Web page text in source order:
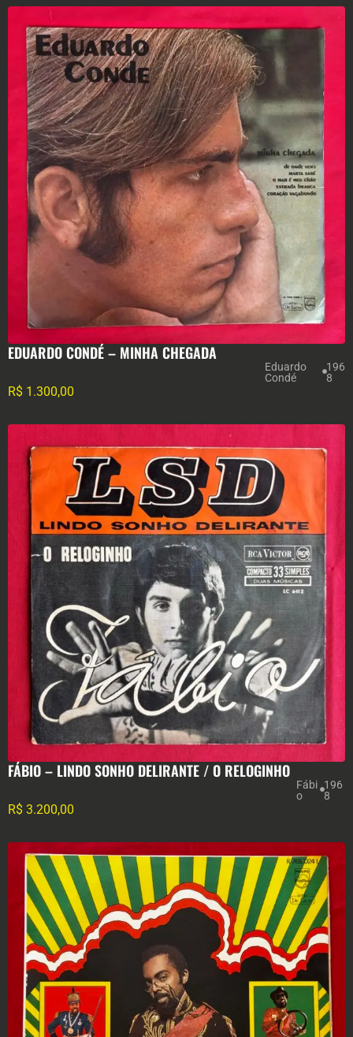
EDUARDO CONDÉ – MINHA CHEGADA
Eduardo
Condé
196
8
R$ 1.300,00
FÁBIO – LINDO SONHO DELIRANTE / O RELOGINHO
Fábi
o
196
8
R$ 3.200,00